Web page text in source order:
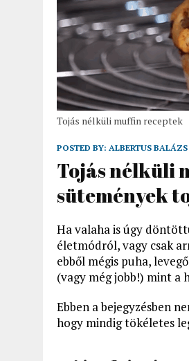
Tojás nélküli muffin receptek
POSTED BY: ALBERTUS BALÁZS
Tojás nélküli
sütemények
Ha valaha is úgy
életmódról, vagy csak
ebből mégis puha,
(vagy még jobb!) mint a
Ebben a bejegyzésben
hogy mindig tökéletes